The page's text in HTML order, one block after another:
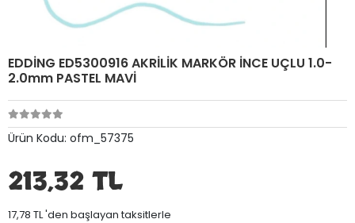
EDDİNG ED5300916 AKRİLİK MARKÖR İNCE UÇLU 1.0-
2.0mm PASTEL MAVİ
Ürün Kodu: ofm_57375
213,32 TL
17,78 TL 'den başlayan taksitlerle